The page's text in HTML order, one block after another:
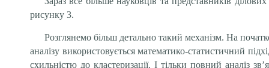
рисунку 3.
Розглянемо більш детально такий механізм. На
аналізу використовується математико-статистичний
схильністю до кластеризації. І тільки повний аналіз